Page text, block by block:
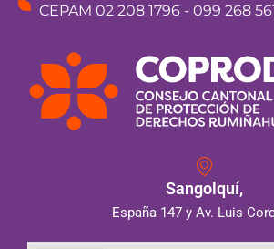
CEPAM 02 208 1796 - 099 268
Sangolquí,
España 147 y Av. Luis